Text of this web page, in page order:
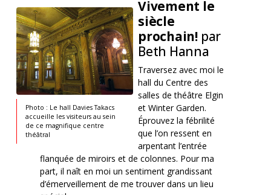
Photo : Le hall Davies Takacs
accueille les visiteurs au sein
de ce magnifique centre
théâtral
Vivement le
siècle
prochain! par
Beth Hanna
Traversez avec moi le
hall du Centre des
salles de théâtre Elgin
et Winter Garden.
Éprouvez la fébrilité
que l’on ressent en
arpentant l’entrée
flanquée de miroirs et de colonnes. Pour ma
part, il naît en moi un sentiment grandissant
d’émerveillement de me trouver dans un lieu